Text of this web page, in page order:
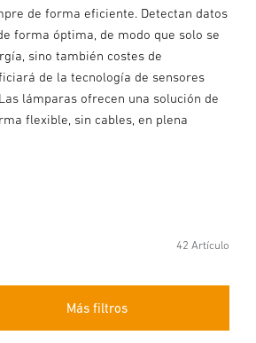
de forma eficiente. Detectan datos
forma óptima, de modo que solo se
sino también costes de
de la tecnología de sensores
lámparas ofrecen una solución de
flexible, sin cables, en plena
42 Artículo
Más filtros